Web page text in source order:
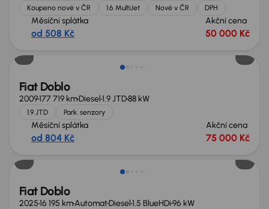
Koupeno nové v ČR 1.6 MultiJet Nové v ČR DPH
Měsíční splátka
od 508 Kč
Akční cena
50 000 Kč
Fiat Doblo
2009177 719 kmDiesel1.9 JTD88 kW
1.9 JTD Park. senzory
Měsíční splátka
od 804 Kč
Akční cena
75 000 Kč
Ušetříte 300 000 Kč
Fiat Doblo
202516 195 kmAutomatDiesel1.5 BlueHDi96 kW